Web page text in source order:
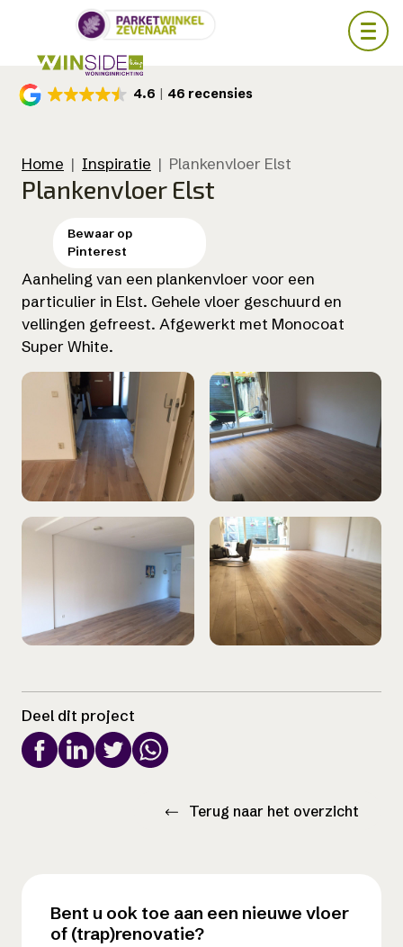
4.6 46 recensies
Home | Inspiratie | Plankenvloer Elst
Plankenvloer Elst
Aanheling van een plankenvloer voor een
particulier in Elst. Gehele vloer geschuurd en
vellingen gefreest. Afgewerkt met Monocoat
Super White.
Deel dit project
Terug naar het overzicht
Bent u ook toe aan een nieuwe vloer
of (trap)renovatie?